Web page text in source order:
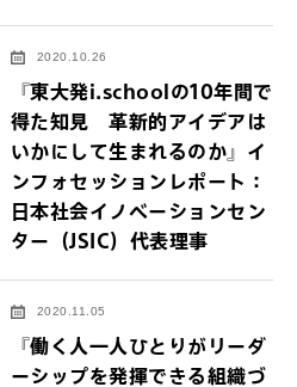
2020.10.26
『東大発i.schoolの10年間で
得た知見 革新的アイデアは
いかにして生まれるのか』イ
ンフォセッションレポート：
日本社会イノベーションセン
ター（JSIC）代表理事
2020.11.05
『働く人一人ひとりがリーダ
ーシップを発揮できる組織づ